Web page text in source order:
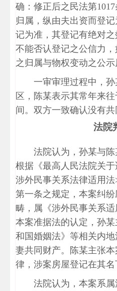
确：修正后之民法第
归属，纵由夫出资而登
记为准，其登记有绝对
不能否认登记之公信力
之归属与物权变动之公示
一审审理过程中，
区，陈某表示其常年来
间。双方一致确认没有共
法院
法院认为，孙某与陈
根据《最高人民法院关
涉外民事关系法律适用法
第一条之规定，本案纠
畴，属《涉外民事关系
本案准据法的认定，孙
和国婚姻法》等相关内
妻共同财产。陈某主张
律，涉案房屋登记在其名
法院认为，本案系